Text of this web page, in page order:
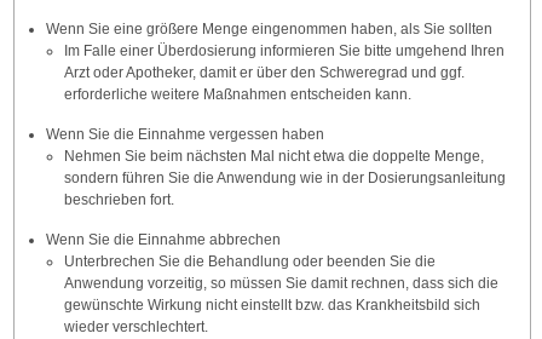
Wenn Sie eine größere Menge eingenommen haben, als Sie sollten
Im Falle einer Überdosierung informieren Sie bitte umgehend Ihren
Arzt oder Apotheker, damit er über den Schweregrad und ggf.
erforderliche weitere Maßnahmen entscheiden kann.
Wenn Sie die Einnahme vergessen haben
Nehmen Sie beim nächsten Mal nicht etwa die doppelte Menge,
sondern führen Sie die Anwendung wie in der Dosierungsanleitung
beschrieben fort.
Wenn Sie die Einnahme abbrechen
Unterbrechen Sie die Behandlung oder beenden Sie die
Anwendung vorzeitig, so müssen Sie damit rechnen, dass sich die
gewünschte Wirkung nicht einstellt bzw. das Krankheitsbild sich
wieder verschlechtert.